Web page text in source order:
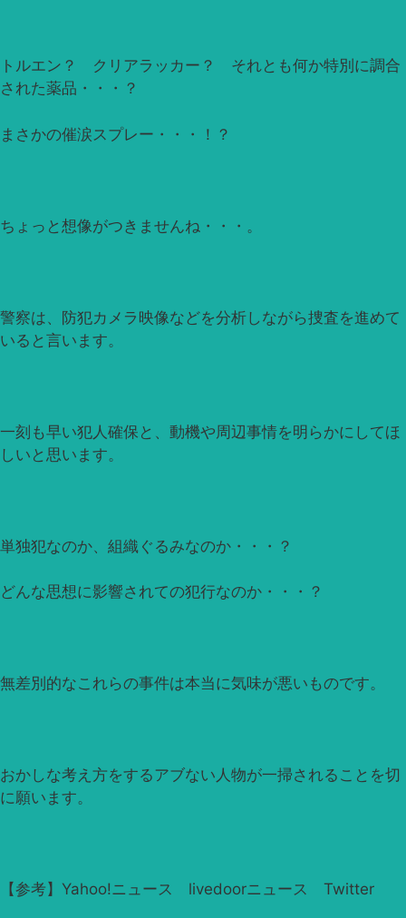
トルエン？ クリアラッカー？ それとも何か特別に調合
された薬品・・・？
まさかの催涙スプレー・・・！？
ちょっと想像がつきませんね・・・。
警察は、防犯カメラ映像などを分析しながら捜査を進めて
いると言います。
一刻も早い犯人確保と、動機や周辺事情を明らかにしてほ
しいと思います。
単独犯なのか、組織ぐるみなのか・・・？
どんな思想に影響されての犯行なのか・・・？
無差別的なこれらの事件は本当に気味が悪いものです。
おかしな考え方をするアブない人物が一掃されることを切
に願います。
【参考】Yahoo!ニュース livedoorニュース Twitter